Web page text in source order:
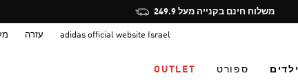
Pause
promotion
משלוח חינם בקנייה מעל 249.9
adidas official website Israel עזרה
ילדים ספורט OUTLET